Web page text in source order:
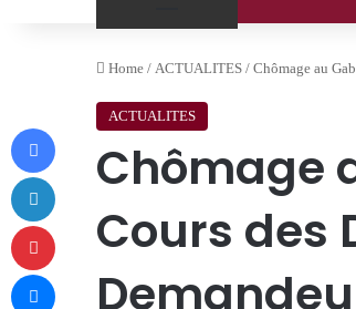
Home / ACTUALITES / Chômage au
ACTUALITES
Chômage
Cours des
Facebook
LinkedIn
Pinterest